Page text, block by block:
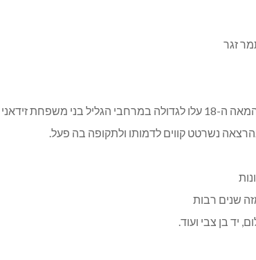
זגר
הבנים ד’הר.
נשרטט קווים לדמותו ולתקופה בה פעל.
שנים רבות
יד בן צבי ועוד.